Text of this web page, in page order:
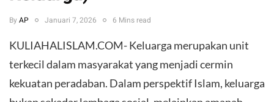
By AP Januari 7, 2026 6 Mins read
KULIAHALISLAM.COM- Keluarga merupakan unit
terkecil dalam masyarakat yang menjadi cermin
kekuatan peradaban. Dalam perspektif Islam, keluarga